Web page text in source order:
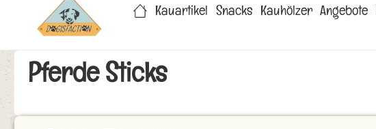
Kauartikel Snacks Kauhölzer Angebote
Pferde Sticks